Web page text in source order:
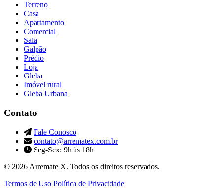
Terreno
Casa
Apartamento
Comercial
Sala
Galpão
Prédio
Loja
Gleba
Imóvel rural
Gleba Urbana
Contato
Fale Conosco
contato@arrematex.com.br
Seg-Sex: 9h às 18h
© 2026 Arremate X. Todos os direitos reservados.
Termos de Uso Política de Privacidade